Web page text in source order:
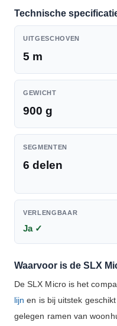
Technische
UITGESCHOVEN
5 m
GEWICHT
900 g
SEGMENTEN
6 delen
VERLENGBAAR
Ja ✓
Waarvoor is de SLX
De SLX Micro is het
lijn en is bij uitstek
gelegen ramen van